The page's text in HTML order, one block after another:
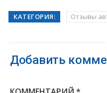
КАТЕГОРИЯ: Отзывы
Добавить